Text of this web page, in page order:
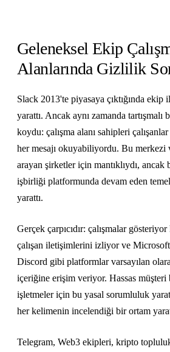
Geleneksel Ekip
Alanlarında Gizlilik
Slack 2013'te piyasaya çıktığında
yarattı. Ancak aynı zamanda tartışmalı
koydu: çalışma alanı sahipleri
her mesajı okuyabiliyordu. Bu
arayan şirketler için mantıklıydı,
işbirliği platformunda devam eden
yarattı.
Gerçek çarpıcıdır: çalışmalar
çalışan iletişimlerini izliyor ve
Discord gibi platformlar varsayılan
içeriğine erişim veriyor. Hassas
işletmeler için bu yasal sorumluluk
her kelimenin incelendiği bir ortam
Telegram, Web3 ekipleri, kripto